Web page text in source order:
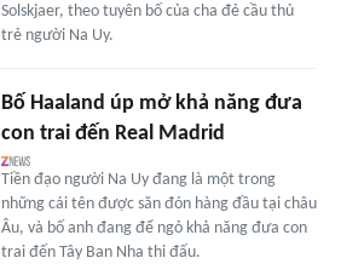
Solskjaer, theo tuyên bố của cha đẻ cầu thủ
trẻ người Na Uy.
Bố Haaland úp mở khả năng đưa
con trai đến Real Madrid
Tiền đạo người Na Uy đang là một trong
những cái tên được săn đón hàng đầu tại châu
Âu, và bố anh đang để ngỏ khả năng đưa con
trai đến Tây Ban Nha thi đấu.